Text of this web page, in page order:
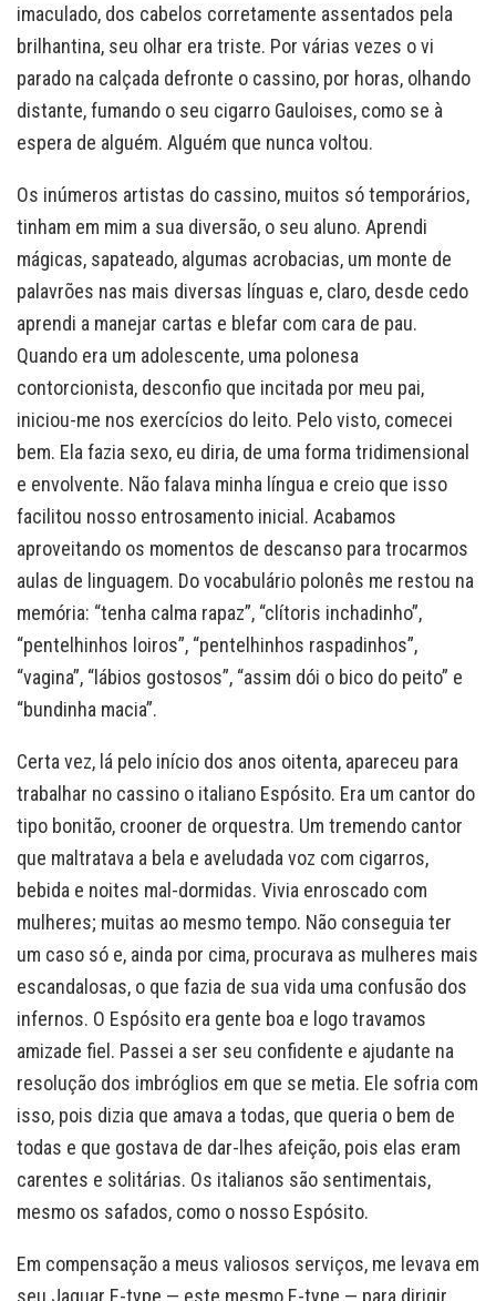
imaculado, dos cabelos corretamente assentados pela
brilhantina, seu olhar era triste. Por várias vezes o vi
parado na calçada defronte o cassino, por horas, olhando
distante, fumando o seu cigarro Gauloises, como se à
espera de alguém. Alguém que nunca voltou.
Os inúmeros artistas do cassino, muitos só temporários,
tinham em mim a sua diversão, o seu aluno. Aprendi
mágicas, sapateado, algumas acrobacias, um monte de
palavrões nas mais diversas línguas e, claro, desde cedo
aprendi a manejar cartas e blefar com cara de pau.
Quando era um adolescente, uma polonesa
contorcionista, desconfio que incitada por meu pai,
iniciou-me nos exercícios do leito. Pelo visto, comecei
bem. Ela fazia sexo, eu diria, de uma forma tridimensional
e envolvente. Não falava minha língua e creio que isso
facilitou nosso entrosamento inicial. Acabamos
aproveitando os momentos de descanso para trocarmos
aulas de linguagem. Do vocabulário polonês me restou na
memória: “tenha calma rapaz”, “clítoris inchadinho”,
“pentelhinhos loiros”, “pentelhinhos raspadinhos”,
“vagina”, “lábios gostosos”, “assim dói o bico do peito” e
“bundinha macia”.
Certa vez, lá pelo início dos anos oitenta, apareceu para
trabalhar no cassino o italiano Espósito. Era um cantor do
tipo bonitão, crooner de orquestra. Um tremendo cantor
que maltratava a bela e aveludada voz com cigarros,
bebida e noites mal-dormidas. Vivia enroscado com
mulheres; muitas ao mesmo tempo. Não conseguia ter
um caso só e, ainda por cima, procurava as mulheres mais
escandalosas, o que fazia de sua vida uma confusão dos
infernos. O Espósito era gente boa e logo travamos
amizade fiel. Passei a ser seu confidente e ajudante na
resolução dos imbróglios em que se metia. Ele sofria com
isso, pois dizia que amava a todas, que queria o bem de
todas e que gostava de dar-lhes afeição, pois elas eram
carentes e solitárias. Os italianos são sentimentais,
mesmo os safados, como o nosso Espósito.
Em compensação a meus valiosos serviços, me levava em
seu Jaguar E-type — este mesmo E-type — para dirigir